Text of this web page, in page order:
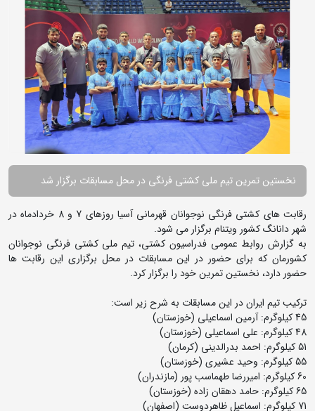
نخستین تمرین تیم ملی کشتی فرنگی در محل مسابقات برگزار شد
رقابت های کشتی فرنگی نوجوانان قهرمانی آسیا روزهای 7 و 8 خردادماه در
شهر دانانگ کشور ویتنام برگزار می شود.
به گزارش روابط عمومی فدراسیون کشتی، تیم ملی کشتی فرنگی نوجوانان
کشورمان که برای حضور در این مسابقات در محل برگزاری این رقابت ها
حضور دارد، نخستین تمرین خود را برگزار کرد.
ترکیب تیم ایران در این مسابقات به شرح زیر است:
45 کیلوگرم: آرمین اسماعیلی (خوزستان)
48 کیلوگرم: علی اسماعیلی (خوزستان)
51 کیلوگرم: احمد بدرالدینی (کرمان)
55 کیلوگرم: وحید عشیری (خوزستان)
60 کیلوگرم: امیررضا طهماسب پور (مازندران)
65 کیلوگرم: حامد دهقان زاده (خوزستان)
71 کیلوگرم: اسماعیل ظاهردوست (اصفهان)